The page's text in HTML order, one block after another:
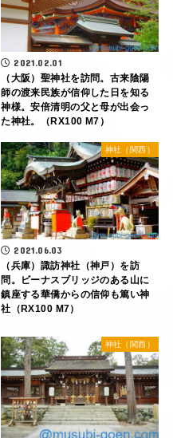
2021.02.01
（大阪）聖神社を訪問。古来陰陽
師の渡来民族が信仰した日を知る
神様。安倍清明の父と母が出会っ
た神社。（RX100 M7）
神社（関西）
2021.06.03
（兵庫）諏訪神社（神戸）を訪
問。ビーナスブリッジのある山に
鎮座する華僑からの信仰も篤い神
社（RX100 M7）
神社（関西）